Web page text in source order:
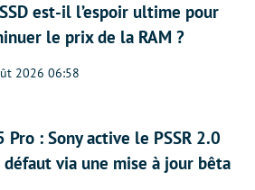
est-il l’espoir ultime pour
le prix de la RAM ?
2026 06:58
Pro : Sony active le PSSR 2.0
défaut via une mise à jour bêta